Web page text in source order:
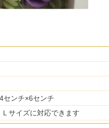
センチ×6センチ
サイズに対応できます